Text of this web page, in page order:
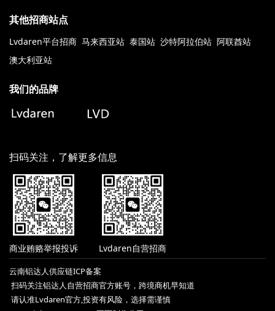
其他招商站点
Lvdaren平台招商 马来西亚站 泰国站 沙特阿拉伯站 阿联酋站
澳大利亚站
我们的品牌
扫码关注，了解更多信息
商业贿赂举报投诉 Lvdaren自营招商
云南铝达人供应链ICP备案
扫码关注铝达人自营招商官方账号，跨境商机早知道
请认准Lvdaren官方,投资有风险，选择需谨慎